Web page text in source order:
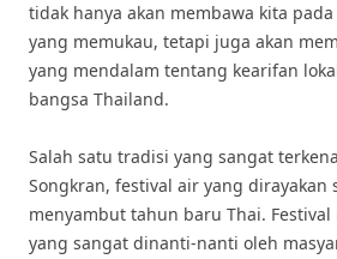
tidak hanya akan membawa kita
yang memukau, tetapi juga akan
yang mendalam tentang kearifan
bangsa Thailand.
Salah satu tradisi yang sangat
Songkran, festival air yang
menyambut tahun baru Thai.
yang sangat dinanti-nanti oleh